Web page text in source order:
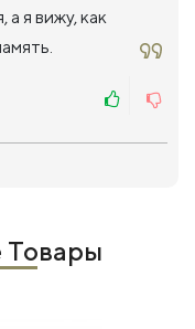
я вижу, как
Товары